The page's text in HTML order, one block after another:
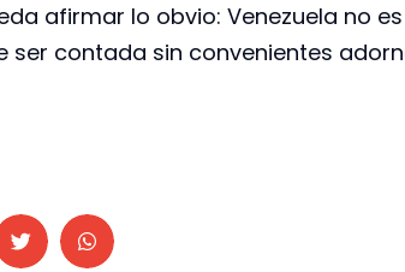
afirmar lo obvio: Venezuela no
ser contada sin convenientes